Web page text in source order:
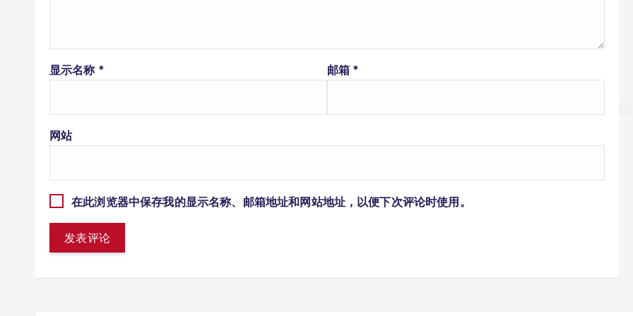
显示名称 * 邮箱*
网站
在此浏览器中保存我的显示名称、邮箱地址和网站地址，以便下次评论时使用。